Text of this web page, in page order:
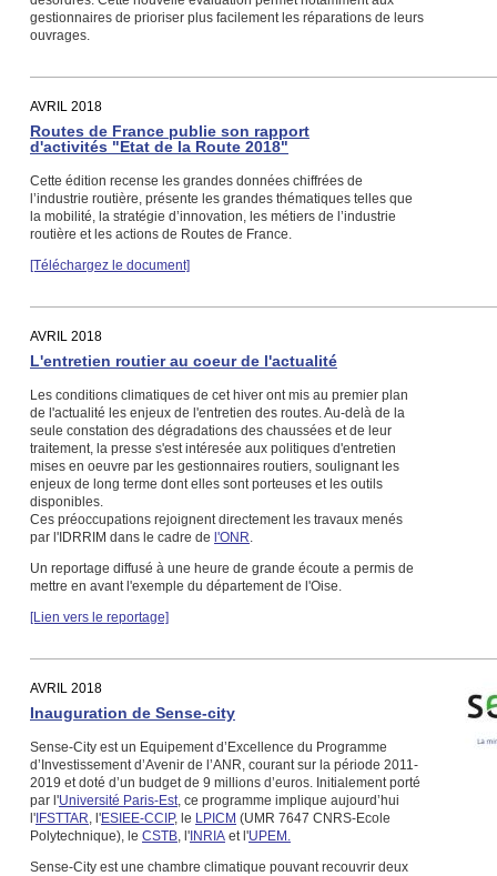
gestionnaires de prioriser plus facilement les réparations de leurs
ouvrages.
AVRIL 2018
Routes de France publie son rapport
d'activités "Etat de la Route 2018"
Cette édition recense les grandes données chiffrées de
l’industrie routière, présente les grandes thématiques telles que
la mobilité, la stratégie d’innovation, les métiers de l’industrie
routière et les actions de Routes de France.
[Téléchargez le document]
AVRIL 2018
L'entretien routier au coeur de l'actualité
Les conditions climatiques de cet hiver ont mis au premier plan
de l'actualité les enjeux de l'entretien des routes. Au-delà de la
seule constation des dégradations des chaussées et de leur
traitement, la presse s'est intéresée aux politiques d'entretien
mises en oeuvre par les gestionnaires routiers, soulignant les
enjeux de long terme dont elles sont porteuses et les outils
disponibles.
Ces préoccupations rejoignent directement les travaux menés
par l'IDRRIM dans le cadre de l'ONR.
Un reportage diffusé à une heure de grande écoute a permis de
mettre en avant l'exemple du département de l'Oise.
[Lien vers le reportage]
AVRIL 2018
Inauguration de Sense-city
Sense-City est un Equipement d’Excellence du Programme
d’Investissement d’Avenir de l’ANR, courant sur la période 2011-
2019 et doté d’un budget de 9 millions d’euros. Initialement porté
par l'Université Paris-Est, ce programme implique aujourd’hui
l' IFSTTAR, l'ESIEE-CCIP, le LPICM (UMR 7647 CNRS-Ecole
Polytechnique), le CSTB, l' INRIA et l'UPEM.
Sense-City est une chambre climatique pouvant recouvrir deux